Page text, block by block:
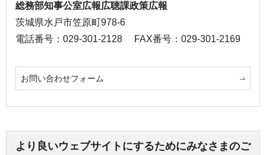
総務部知事公室広報広聴課政策広報
茨城県水戸市笠原町978-6
電話番号：029-301-2128
FAX番号：029-301-2169
お問い合わせフォーム
より良いウェブサイトにするためにみなさまのご